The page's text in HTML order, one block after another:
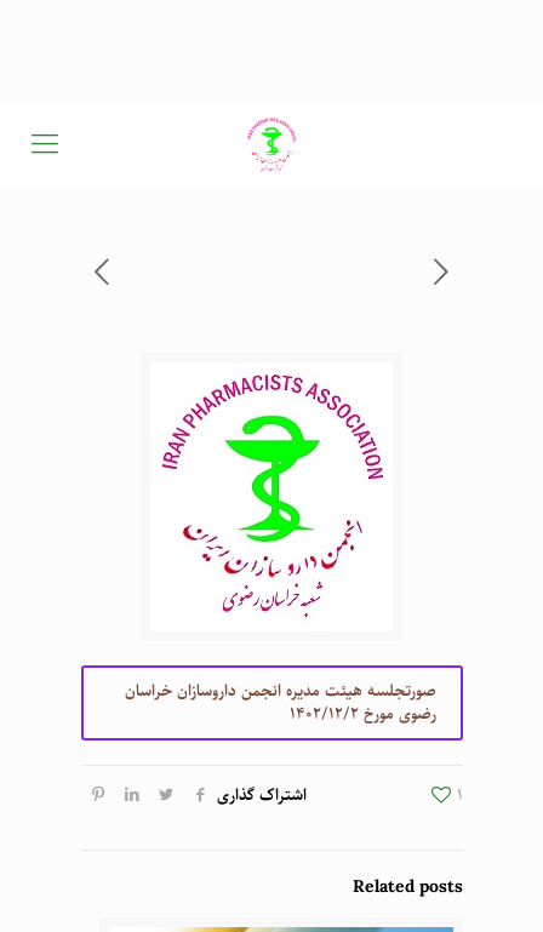
صورتجلسه هیئت مدیره انجمن داروسازان خراسان
رضوی مورخ 1402/12/2
اشتراک گذاری 1
Related posts